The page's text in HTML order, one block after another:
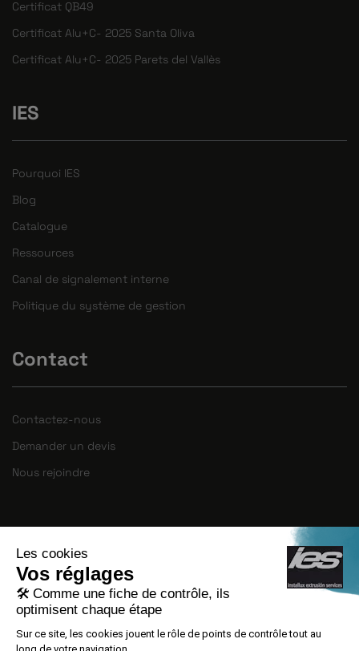
Certificat QB49
Certificat Alu+C- 2025 Santa Oliva
Certificat Alu+C- 2025 Parets del Vallès
IES
Pourquoi IES
Blog
Catalogue
Ressources
Canal de signalement interne
Politique du système de gestion
Contact
Contactez-nous
Demander un devis
Nous rejoindre
INSTALLUX EXTRUSION SERVICES S.L.U a
mené à bien le PROJET DE CRÉATION
D’EMPLOI, numéro de dossier
ACE029/21/000074, avec le soutien d’ACCIÓ